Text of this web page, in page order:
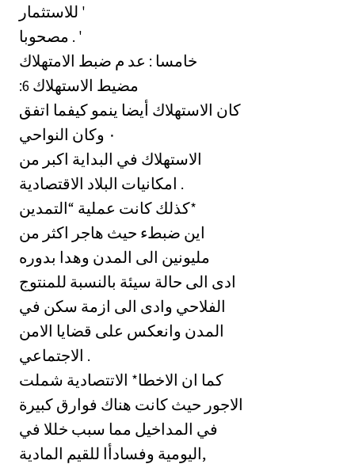
‏للاستثمار '
‏مصحوبا . '
‏خامسا : عد م ضبط الامتهلاك
:6 مضيط الاستهلاك
‏كان الاستهلاك أيضا ينمو كيفما اتفق
النواحي ‎٠‏ وكان
الاستهلاك في البداية اكبر من
امكانيات البلاد الاقتصادية .
‏كذلك كانت عملية “التمدين*
اين ضبطء حيث هاجر اكثر من
مليونين الى المدن وهدا بدوره
ادى الى حالة سيئة بالنسبة للمنتوج
الفلاحي وادى الى ازمة سكن في
المدن وانعكس على قضايا الامن
الاجتماعي .
‏كما ان الاخطا* الاتتصادية شملت
الاجور حيث كانت هناك فوارق كبيرة
في المداخيل مما سبب خللا في
‏اليومية وفسادأا للقيم المادية,